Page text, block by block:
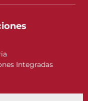
Integradas